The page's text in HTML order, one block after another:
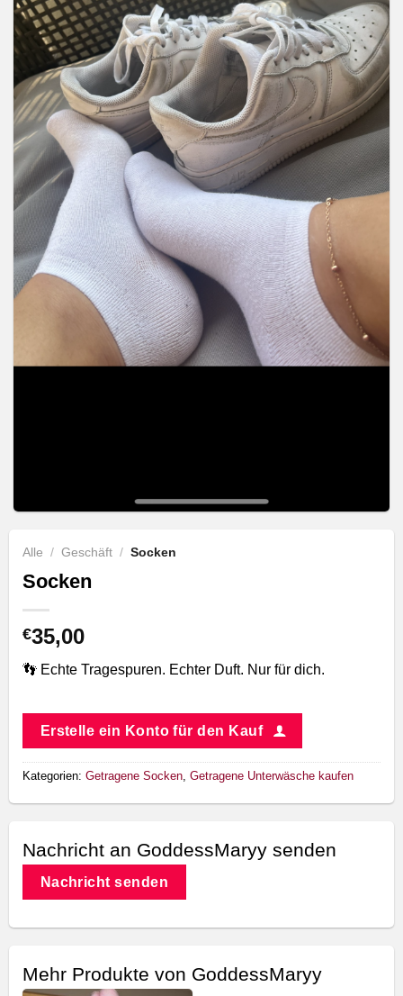
Alle / Geschäft / Socken
Socken
€35,00
👣 Echte Tragespuren. Echter Duft. Nur für dich.
Erstelle ein Konto für den Kauf
Kategorien: Getragene Socken, Getragene Unterwäsche kaufen
Nachricht an GoddessMaryy senden
Nachricht senden
Mehr Produkte von GoddessMaryy